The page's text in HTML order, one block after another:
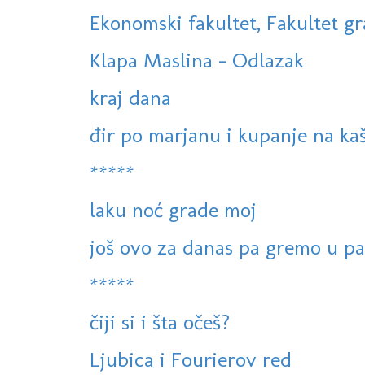
Ekonomski fakultet, Fakultet
Klapa Maslina - Odlazak
kraj dana
đir po marjanu i kupanje na
*****
laku noć grade moj
još ovo za danas pa gremo u
*****
čiji si i šta očeš?
Ljubica i Fourierov red